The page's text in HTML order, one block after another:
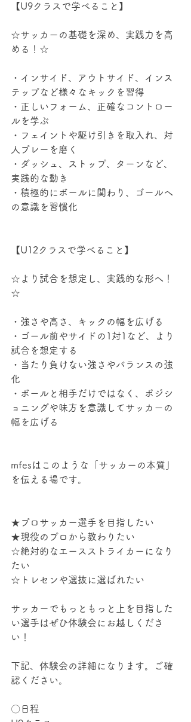
【U9クラスで学べること】
☆サッカーの基礎を深め、実践力を高
める！☆
・インサイド、アウトサイド、インス
テップなど様々なキックを習得
・正しいフォーム、正確なコントロー
ルを学ぶ
・フェイントや駆け引きを取入れ、対
人プレーを磨く
・ダッシュ、ストップ、ターンなど、
実践的な動き
・積極的にボールに関わり、ゴールへ
の意識を習慣化
【U12クラスで学べること】
☆より試合を想定し、実践的な形へ！
☆
・強さや高さ、キックの幅を広げる
・ゴール前やサイドの1対1など、より
試合を想定する
・当たり負けない強さやバランスの強
化
・ボールと相手だけではなく、ポジシ
ョニングや味方を意識してサッカーの
幅を広げる
mfesはこのような「サッカーの本質」
を伝える場です。
★プロサッカー選手を目指したい
★現役のプロから教わりたい
☆絶対的なエースストライカーになり
たい
☆トレセンや選抜に選ばれたい
サッカーでもっともっと上を目指した
い選手はぜひ体験会にお越しくださ
い！
下記、体験会の詳細になります。ご確
認ください。
〇日程